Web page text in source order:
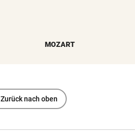
MOZART
Zurück nach oben